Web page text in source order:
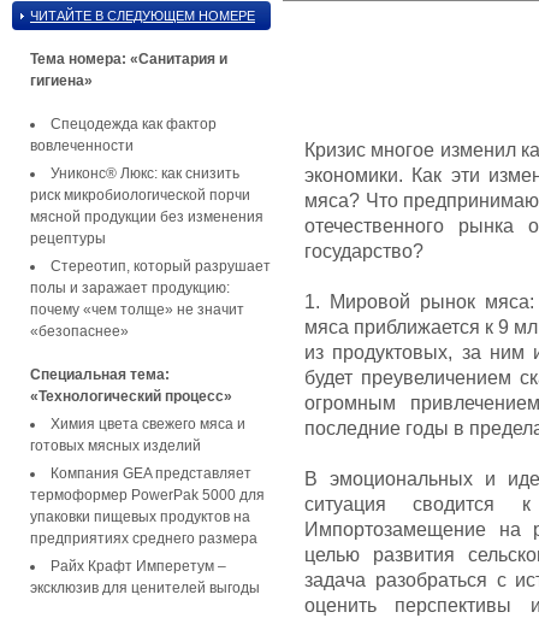
ЧИТАЙТЕ В СЛЕДУЮЩЕМ НОМЕРЕ
Тема номера: «Санитария и
гигиена»
Спецодежда как фактор
вовлеченности
Униконс® Люкс: как снизить
риск микробиологической порчи
мясной продукции без изменения
рецептуры
Стереотип, который разрушает
полы и заражает продукцию:
почему «чем толще» не значит
«безопаснее»
Специальная тема:
«Технологический процесс»
Химия цвета свежего мяса и
готовых мясных изделий
Компания GEA представляет
термоформер PowerPak 5000 для
упаковки пищевых продуктов на
предприятиях среднего размера
Райх Крафт Имперетум –
эксклюзив для ценителей выгоды
Кризис многое изменил
экономики. Как эти
мяса? Что
отечественного
государство?
1. Мировой рынок мяса:
мяса приближается к 9
из продуктовых, за ним
будет преувеличением
огромным
последние годы в
В эмоциональных и
ситуация
Импортозамещение на
целью развития
задача разобраться с
оценить